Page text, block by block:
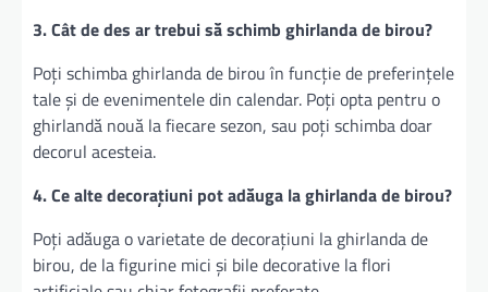
3. Cât de des ar trebui să schimb ghirlanda de birou?
Poți schimba ghirlanda de birou în funcție de preferințele
tale și de evenimentele din calendar. Poți opta pentru o
ghirlandă nouă la fiecare sezon, sau poți schimba doar
decorul acesteia.
4. Ce alte decorațiuni pot adăuga la ghirlanda de birou?
Poți adăuga o varietate de decorațiuni la ghirlanda de
birou, de la figurine mici și bile decorative la flori